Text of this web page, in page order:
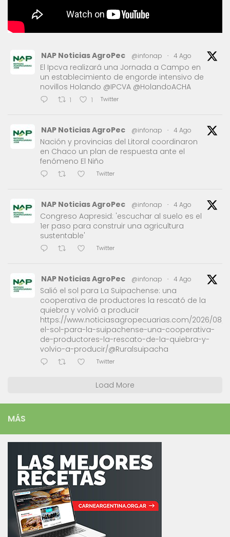
NAP Noticias AgroPec @infonap · 4 Ago
El Ipcva realizará una Jornada a Campo en
un establecimiento de engorde intensivo de
novillos Holando @IPCVA @HolandoACHA
1 1 Twitter
NAP Noticias AgroPec @infonap · 4 Ago
Nación y provincias del Litoral coordinaron
en Chaco un plan de respuesta ante el
fenómeno El Niño
Twitter
NAP Noticias AgroPec @infonap · 4 Ago
Congreso Aapresid: 'escuchar al suelo es el
1er paso para construir una agricultura
sustentable'
Twitter
NAP Noticias AgroPec @infonap · 4 Ago
Salió el sol para La Suipachense: una
cooperativa de productores la rescató de la
quiebra y volvió a producir
https://www.noticiasagropecuarias.com/2026/08/
el-sol-para-la-suipachense-una-cooperativa-
de-productores-la-rescato-de-la-quiebra-y-
volvio-a-producir/@Ruralsuipacha
Twitter
Load More
MÁS